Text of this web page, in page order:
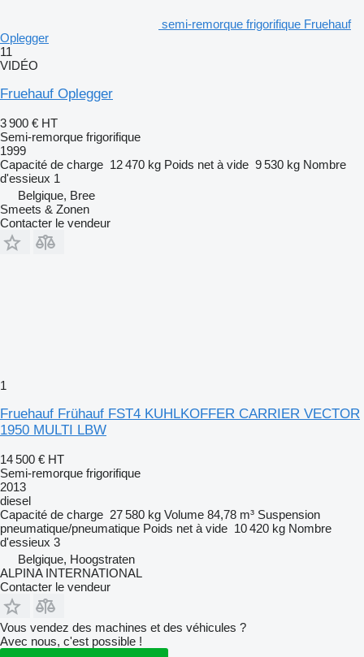
semi-remorque frigorifique Fruehauf
Oplegger
11
VIDÉO
Fruehauf Oplegger
3 900 € HT
Semi-remorque frigorifique
1999
Capacité de charge 12 470 kg Poids net à vide 9 530 kg Nombre
d'essieux 1
Belgique, Bree
Smeets & Zonen
Contacter le vendeur
1
Fruehauf Frühauf FST4 KUHLKOFFER CARRIER VECTOR
1950 MULTI LBW
14 500 € HT
Semi-remorque frigorifique
2013
diesel
Capacité de charge 27 580 kg Volume 84,78 m³ Suspension
pneumatique/pneumatique Poids net à vide 10 420 kg Nombre
d'essieux 3
Belgique, Hoogstraten
ALPINA INTERNATIONAL
Contacter le vendeur
Vous vendez des machines et des véhicules ?
Avec nous, c'est possible !